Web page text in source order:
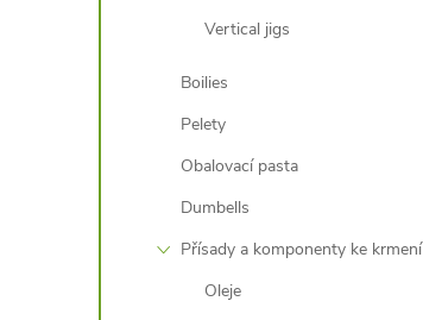
Vertical jigs
Boilies
Pelety
Obalovací pasta
Dumbells
Přísady a komponenty ke krmení
Oleje